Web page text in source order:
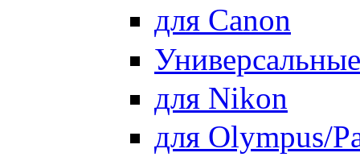
для Canon
Универсальные
для Nikon
для Olympus/